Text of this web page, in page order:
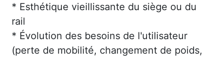
* Esthétique vieillissante du siège ou du
rail
* Évolution des besoins de l'utilisateur
(perte de mobilité, changement de poids,